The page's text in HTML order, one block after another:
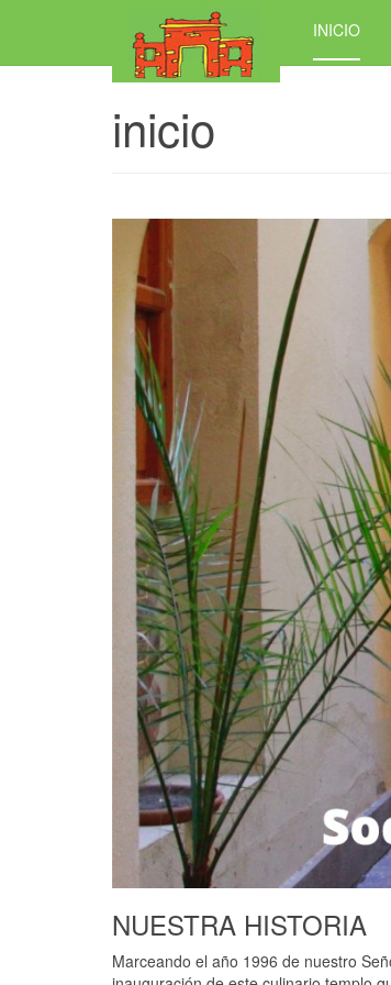
INICIO
inicio
NUESTRA HISTORIA
Marceando el año 1996 de nuestro